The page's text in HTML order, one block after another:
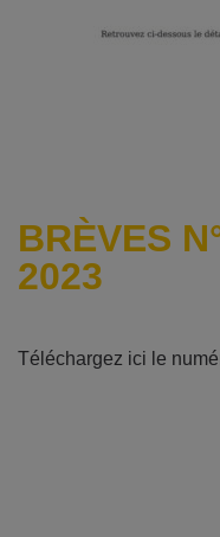
BRÈVES
2023
Téléchargez ici le